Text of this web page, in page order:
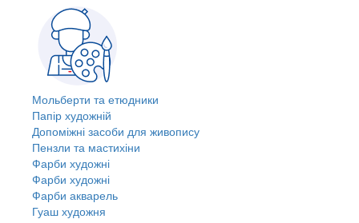
Мольберти та етюдники
Папір художній
Допоміжні засоби для живопису
Пензли та мастихіни
Фарби художні
Фарби художні
Фарби акварель
Гуаш художня